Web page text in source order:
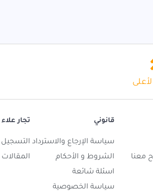
معنا
قانوني
سياسة الإرجاع والاسترداد
الشروط و الأحكام
اسئلة شائعة
سياسة الخصوصية
تجار
التسجيل
المقالات